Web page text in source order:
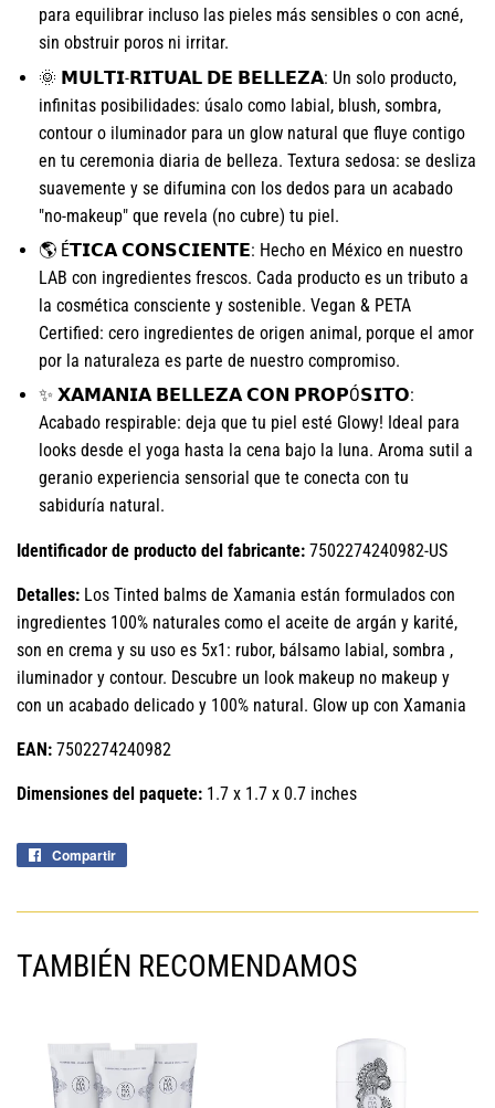
para equilibrar incluso las pieles más sensibles o con acné,
sin obstruir poros ni irritar.
🌞 𝗠𝗨𝗟𝗧𝗜-𝗥𝗜𝗧𝗨𝗔𝗟 𝗗𝗘 𝗕𝗘𝗟𝗟𝗘𝗭𝗔: Un solo producto,
infinitas posibilidades: úsalo como labial, blush, sombra,
contour o iluminador para un glow natural que fluye contigo
en tu ceremonia diaria de belleza. Textura sedosa: se desliza
suavemente y se difumina con los dedos para un acabado
"no-makeup" que revela (no cubre) tu piel.
🌎 É𝗧𝗜𝗖𝗔 𝗖𝗢𝗡𝗦𝗖𝗜𝗘𝗡𝗧𝗘: Hecho en México en nuestro
LAB con ingredientes frescos. Cada producto es un tributo a
la cosmética consciente y sostenible. Vegan & PETA
Certified: cero ingredientes de origen animal, porque el amor
por la naturaleza es parte de nuestro compromiso.
✨ 𝗫𝗔𝗠𝗔𝗡𝗜𝗔 𝗕𝗘𝗟𝗟𝗘𝗭𝗔 𝗖𝗢𝗡 𝗣𝗥𝗢𝗣Ó𝗦𝗜𝗧𝗢:
Acabado respirable: deja que tu piel esté Glowy! Ideal para
looks desde el yoga hasta la cena bajo la luna. Aroma sutil a
geranio experiencia sensorial que te conecta con tu
sabiduría natural.
Identificador de producto del fabricante: 7502274240982-US
Detalles: Los Tinted balms de Xamania están formulados con
ingredientes 100% naturales como el aceite de argán y karité,
son en crema y su uso es 5x1: rubor, bálsamo labial, sombra ,
iluminador y contour. Descubre un look makeup no makeup y
con un acabado delicado y 100% natural. Glow up con Xamania
EAN: 7502274240982
Dimensiones del paquete: 1.7 x 1.7 x 0.7 inches
Compartir
TAMBIÉN RECOMENDAMOS